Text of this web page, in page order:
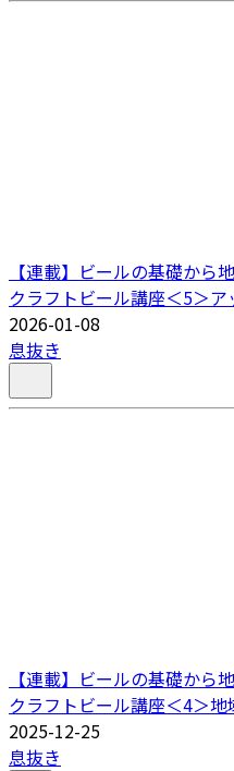
【連載】ビールの基礎か
クラフトビール講座＜5＞
2026-01-08
息抜き
【連載】ビールの基礎か
クラフトビール講座＜4＞
2025-12-25
息抜き